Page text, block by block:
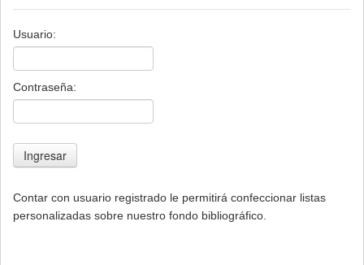
Usuario:
Contraseña:
Contar con usuario registrado le permitirá confeccionar listas
personalizadas sobre nuestro fondo bibliográfico.